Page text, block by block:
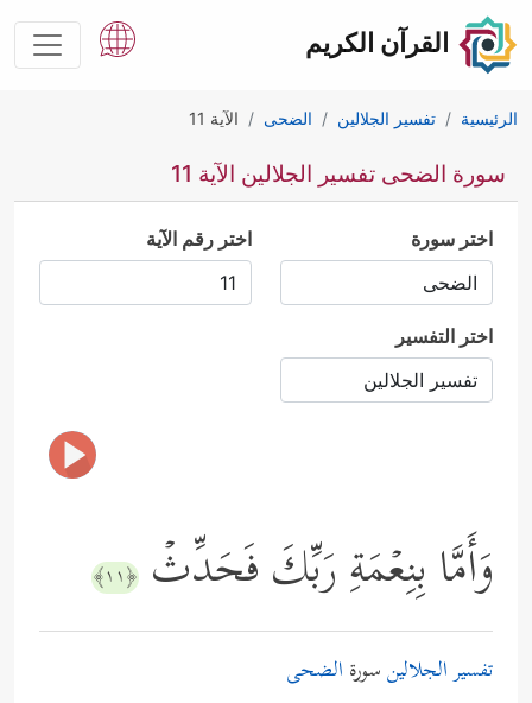
القرآن الكريم
الرئيسية تفسير الجلالين الضحى الآية 11
سورة الضحى تفسير الجلالين الآية 11
اختر سورة اختر رقم الآية
اختر التفسير
وَأَمَّا بِنِعۡمَةِ رَبِّكَ فَحَدِّثۡ ﴿١١﴾
تفسير الجلالينسورة الضحى